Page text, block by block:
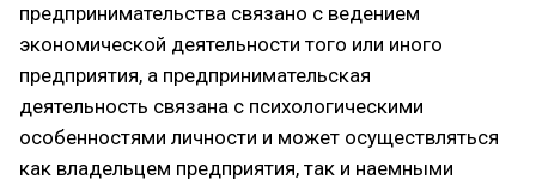
предпринимательства связано с ведением
экономической деятельности того или иного
предприятия, а предпринимательская
деятельность связана с психологическими
особенностями личности и может осуществляться
как владельцем предприятия, так и наемными